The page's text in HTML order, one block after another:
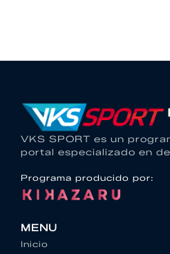
VKS SPORT es un
portal especializado en
Programa producido por:
MENU
Inicio